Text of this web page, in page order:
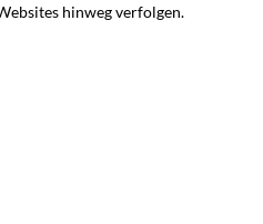
hinweg verfolgen.